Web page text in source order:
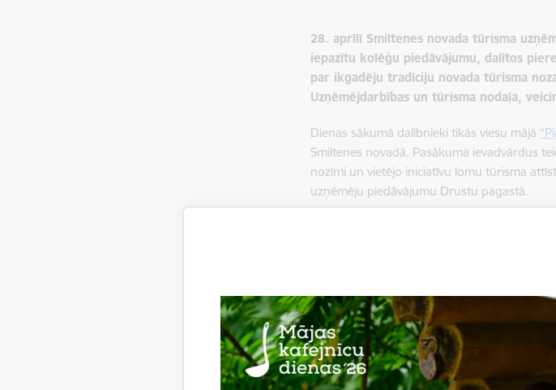
28. aprīlī Smiltenes novada tūrisma
iepazītu kolēģu piedāvājumu, dalītos
par ikgadēju tradīciju novada tūrisma
Uzņēmējdarbības un tūrisma nodaļa,
Dienas sākumā dalībnieki tikās viesu mājā
Smiltenes novadā. Pasākuma ievadvārdus
nozīmi un vietējo iniciatīvu lomu tūrisma
uzņēmēju piedāvājumu Drustu pagastā.
viesus sagaidīja
nakšņošanas un svinību iespējām, kā arī
stāstīja par iespaidīgo ragu kolekciju, zivju
Ziemassvētku vecīša muzeju, kas piešķir
ar saimniecībā rīkotajiem pasākumiem un
kabinetu.
Pavisam nesen tapušajā“Dzilnu radošajā sētā”
pieredzē par saviem ceļojumiem un